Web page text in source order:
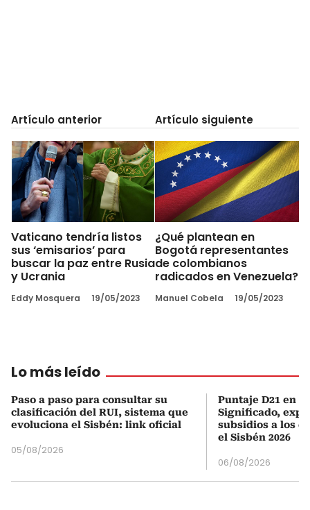
Artículo anterior
Vaticano tendría listos
sus ‘emisarios’ para
buscar la paz entre Rusia
y Ucrania
Eddy Mosquera 19/05/2023
Artículo siguiente
¿Qué plantean en
Bogotá representantes
de colombianos
radicados en Venezuela?
Manuel Cobela 19/05/2023
Lo más leído
Paso a paso para consultar su
clasificación del RUI, sistema que
evoluciona el Sisbén: link oficial
05/08/2026
Puntaje D21 en
Significado,
subsidios a los
el Sisbén 2026
06/08/2026